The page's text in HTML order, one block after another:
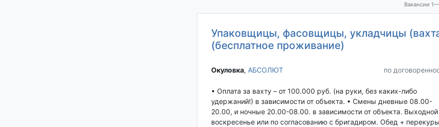
Вакансии
Упаковщицы, фасовщицы, укладчицы
(бесплатное проживание)
Окуловка‎, АБСОЛЮТ по
• Оплата за вахту – от 100.000 руб. (на руки, без каких-либо
удержаний!) в зависимости от объекта. • Смены дневные 08.00-
20.00, и ночные 20.00-08.00. в зависимости от объекта. Выходной
воскресенье или по согласованию с бригадиром. Обед +